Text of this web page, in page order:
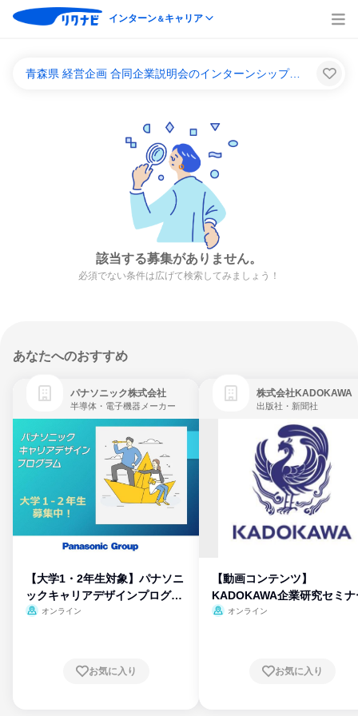
インターン＆キャリア
青森県 経営企画 合同企業説明会のインターンシップ＆キャリア一覧
該当する募集がありません。
必須でない条件は広げて検索してみましょう！
あなたへのおすすめ
パナソニック株式会社
半導体・電子機器メーカー
【大学1・2年生対象】パナソニ
ックキャリアデザインプログラ
ム
オンライン
お気に入り
株式会社KADOKAWA
出版社・新聞社
【動画コンテンツ】
KADOKAWA企業研究セミナ
オンライン
お気に入り